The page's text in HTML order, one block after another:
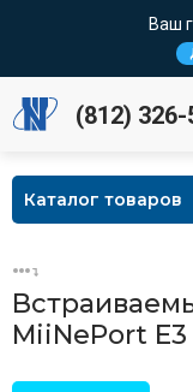
Ваш
(812)
Каталог товаров
MiiNePort E3